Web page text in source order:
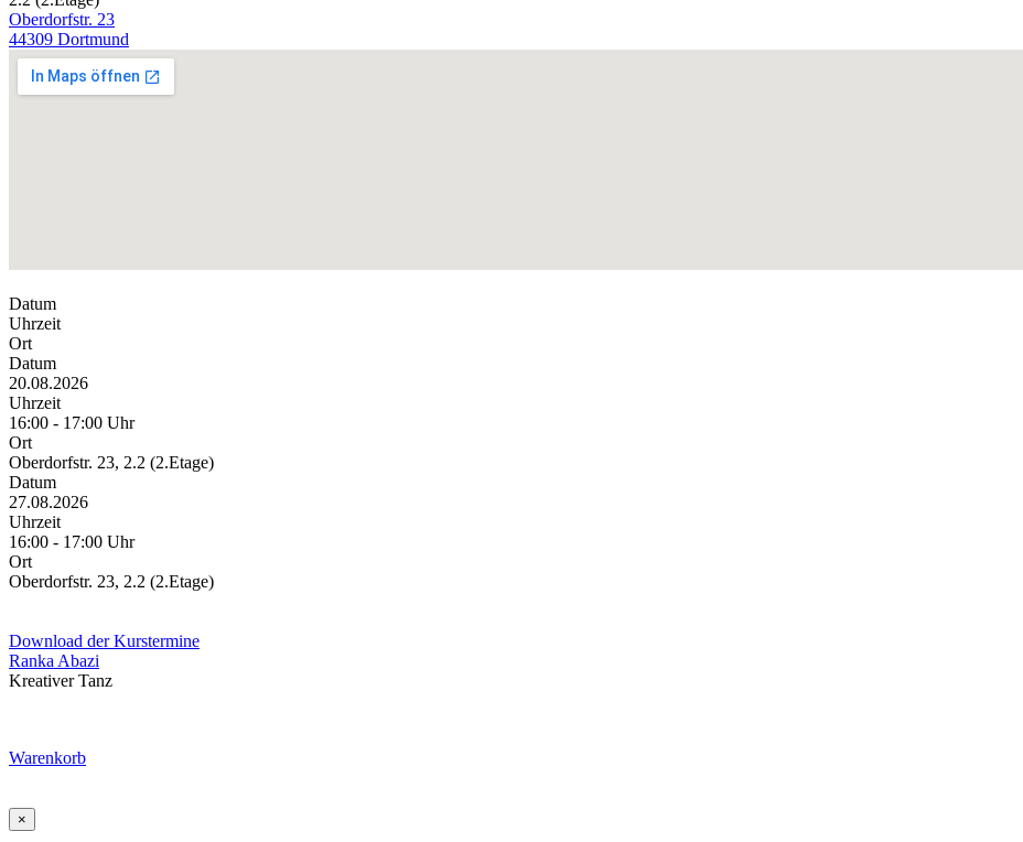
Oberdorfstr. 23
44309 Dortmund
Datum
Uhrzeit
Ort
Datum
20.08.2026
Uhrzeit
16:00 - 17:00 Uhr
Ort
Oberdorfstr. 23, 2.2 (2.Etage)
Datum
27.08.2026
Uhrzeit
16:00 - 17:00 Uhr
Ort
Oberdorfstr. 23, 2.2 (2.Etage)
Download der Kurstermine
Ranka Abazi
Kreativer Tanz
Warenkorb
×